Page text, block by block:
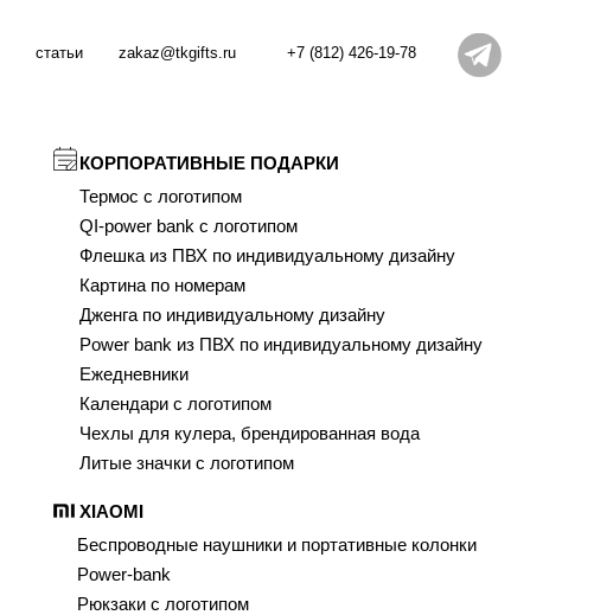
статьи zakaz@tkgifts.ru +7 (812) 426-19-78
КОРПОРАТИВНЫЕ ПОДАРКИ
XIAOMI
Литые значки с логотипом
Чехлы для кулера, брендированная вода
Календари с логотипом
Ежедневники
Power bank из ПВХ по индивидуальному дизайну
Дженга по индивидуальному дизайну
Картина по номерам
Флешка из ПВХ по индивидуальному дизайну
QI-power bank с логотипом
Термос с логотипом
Рюкзаки с логотипом
Power-bank
Беспроводные наушники и портативные колонки